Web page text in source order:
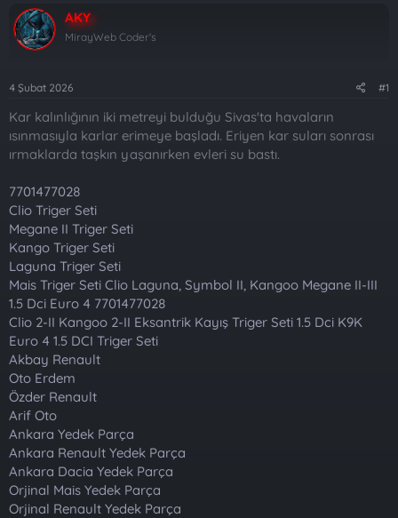
b
u
y
b
ş
l
n
l
a
ı
t
a
r
i
AKY
MirayWeb Coder's
4 Şubat 2026 #1
Kar kalınlığının iki metreyi bulduğu Sivas'ta havaların
ısınmasıyla karlar erimeye başladı. Eriyen kar suları sonrası
ırmaklarda taşkın yaşanırken evleri su bastı.
7701477028
Clio Triger Seti
Megane II Triger Seti
Kango Triger Seti
Laguna Triger Seti
Mais Triger Seti Clio Laguna, Symbol II, Kangoo Megane II-III
1.5 Dci Euro 4 7701477028
Clio 2-II Kangoo 2-II Eksantrik Kayış Triger Seti 1.5 Dci K9K
Euro 4 1.5 DCI Triger Seti
Akbay Renault
Oto Erdem
Özder Renault
Arif Oto
Ankara Yedek Parça
Ankara Renault Yedek Parça
Ankara Dacia Yedek Parça
Orjinal Mais Yedek Parça
Orjinal Renault Yedek Parça